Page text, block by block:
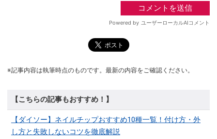
※記事内容は執筆時点のものです。最新の内容をご確認ください。
【こちらの記事もおすすめ！】
【ダイソー】ネイルチップおすすめ10種一覧！付け方・外
し方と失敗しないコツを徹底解説